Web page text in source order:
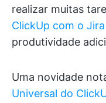
realizar muitas
ClickUp com o Jira
produtividade
Uma novidade
Universal do